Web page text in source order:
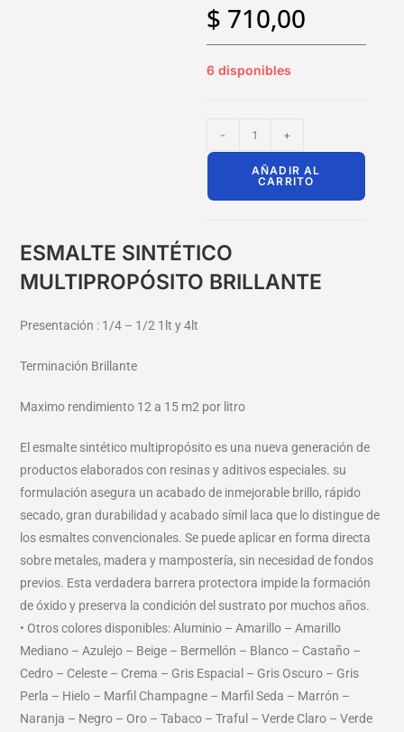
$ 710,00
6 disponibles
- +
AÑADIR AL
CARRITO
ESMALTE SINTÉTICO
MULTIPROPÓSITO BRILLANTE
Presentación : 1/4 – 1/2 1lt y 4lt
Terminación Brillante
Maximo rendimiento 12 a 15 m2 por litro
El esmalte sintético multipropósito es una nueva generación de
productos elaborados con resinas y aditivos especiales. su
formulación asegura un acabado de inmejorable brillo, rápido
secado, gran durabilidad y acabado símil laca que lo distingue de
los esmaltes convencionales. Se puede aplicar en forma directa
sobre metales, madera y mampostería, sin necesidad de fondos
previos. Esta verdadera barrera protectora impide la formación
de óxido y preserva la condición del sustrato por muchos años.
• Otros colores disponibles: Aluminio – Amarillo – Amarillo
Mediano – Azulejo – Beige – Bermellón – Blanco – Castaño –
Cedro – Celeste – Crema – Gris Espacial – Gris Oscuro – Gris
Perla – Hielo – Marfil Champagne – Marfil Seda – Marrón –
Naranja – Negro – Oro – Tabaco – Traful – Verde Claro – Verde